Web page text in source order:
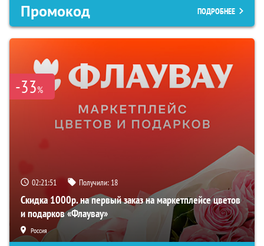
Промокод ПОДРОБНЕЕ
-33%
02:21:50 Получили: 18
Скидка 1000р. на первый заказ на маркетплейсе цветов
и подарков «Флаувау»
Россия